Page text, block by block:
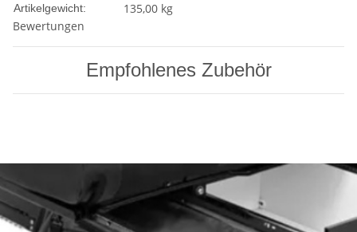
Artikelgewicht: 135,00 kg
Bewertungen
Empfohlenes Zubehör